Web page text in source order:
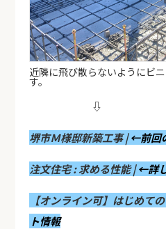
近隣に飛び散らないようにビ
す。
⇩
堺市Ｍ様邸新築工事 |←前回
注文住宅 : 求める性能 |←詳
【オンライン可】はじめて
ト情報